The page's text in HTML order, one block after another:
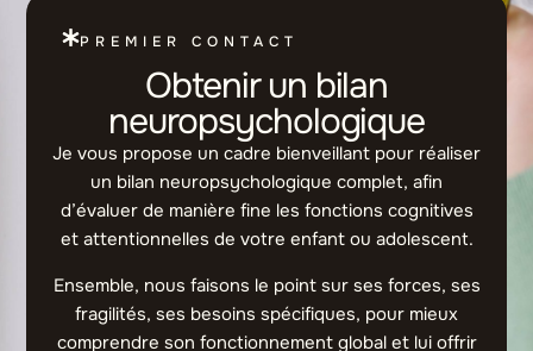
PREMIER CONTACT
Obtenir un bilan
neuropsychologique
Je vous propose un cadre bienveillant pour réaliser
un bilan neuropsychologique complet, afin
d’évaluer de manière fine les fonctions cognitives
et attentionnelles de votre enfant ou adolescent.
Ensemble, nous faisons le point sur ses forces, ses
fragilités, ses besoins spécifiques, pour mieux
comprendre son fonctionnement global et lui offrir